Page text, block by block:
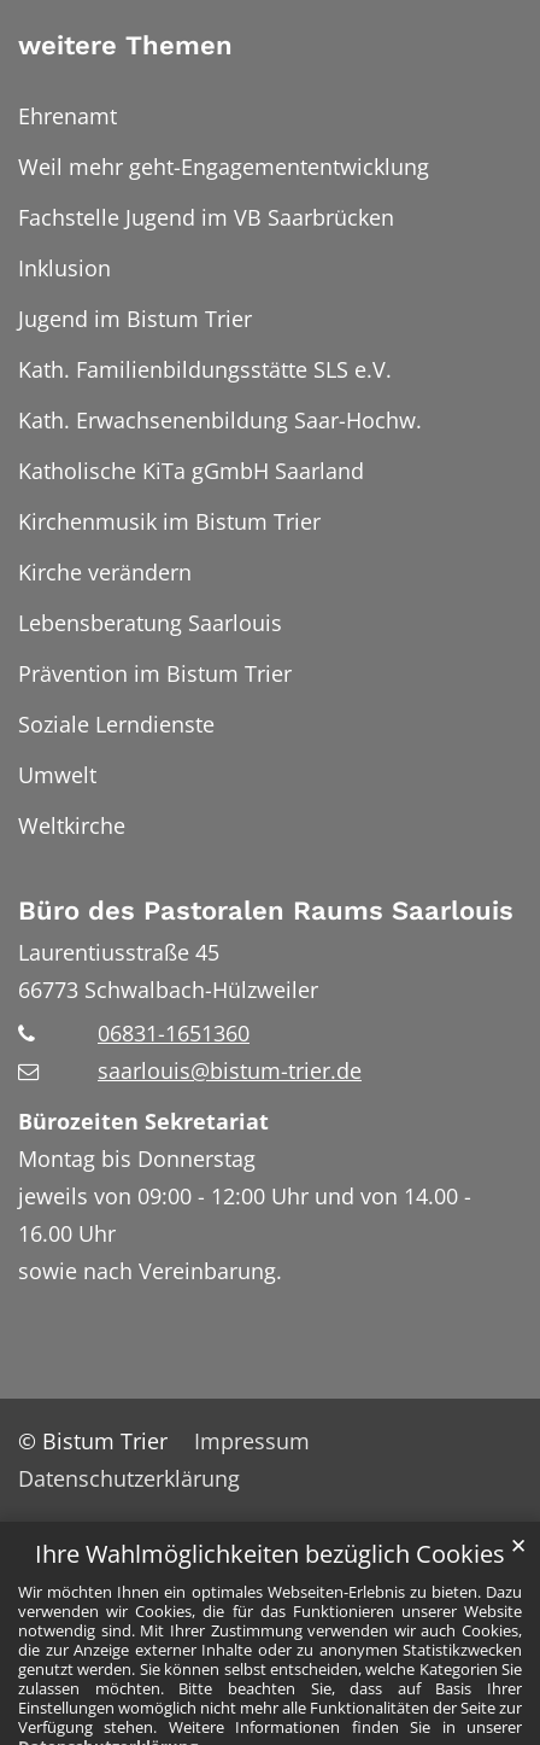
Ihre Wahlmöglichkeiten bezüglich Cookies
Wir möchten Ihnen ein optimales Webseiten-Erlebnis zu bieten. Dazu
verwenden wir Cookies, die für das Funktionieren unserer Website
notwendig sind. Mit Ihrer Zustimmung verwenden wir auch Cookies,
die zur Anzeige externer Inhalte oder zu anonymen Statistikzwecken
genutzt werden. Sie können selbst entscheiden, welche Kategorien Sie
zulassen möchten. Bitte beachten Sie, dass auf Basis Ihrer
Einstellungen womöglich nicht mehr alle Funktionalitäten der Seite zur
Verfügung stehen. Weitere Informationen finden Sie in unserer
✕
weitere Themen
Ehrenamt
Weil mehr geht-Engagemententwicklung
Fachstelle Jugend im VB Saarbrücken
Inklusion
Jugend im Bistum Trier
Kath. Familienbildungsstätte SLS e.V.
Kath. Erwachsenenbildung Saar-Hochw.
Katholische KiTa gGmbH Saarland
Kirchenmusik im Bistum Trier
Kirche verändern
Lebensberatung Saarlouis
Prävention im Bistum Trier
Soziale Lerndienste
Umwelt
Weltkirche
Büro des Pastoralen Raums Saarlouis
Laurentiusstraße 45
66773 Schwalbach-Hülzweiler
06831-1651360
saarlouis@bistum-trier.de
Bürozeiten Sekretariat
Montag bis Donnerstag
jeweils von 09:00 - 12:00 Uhr und von 14.00 -
16.00 Uhr
sowie nach Vereinbarung.
© Bistum Trier
Impressum
Datenschutzerklärung